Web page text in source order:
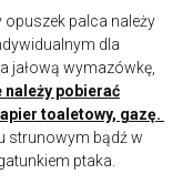
palca należy
dla
jałową wymazówkę,
należy pobierać
toaletowy, gazę.
strunowym bądź w
ptaka.